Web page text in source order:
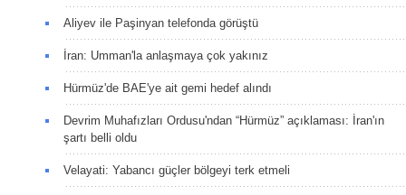
Aliyev ile Paşinyan telefonda görüştü
İran: Umman'la anlaşmaya çok yakınız
Hürmüz'de BAE'ye ait gemi hedef alındı
Devrim Muhafızları Ordusu'ndan “Hürmüz” açıklaması: İran'ın
şartı belli oldu
Velayati: Yabancı güçler bölgeyi terk etmeli